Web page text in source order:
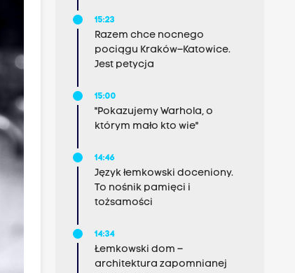
15:23
Razem chce nocnego
pociągu Kraków–Katowice.
Jest petycja
15:00
"Pokazujemy Warhola, o
którym mało kto wie"
14:46
Język łemkowski doceniony.
To nośnik pamięci i
tożsamości
14:34
Łemkowski dom –
architektura zapomnianej